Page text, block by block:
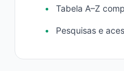
Tabela A–Z
Pesquisas e